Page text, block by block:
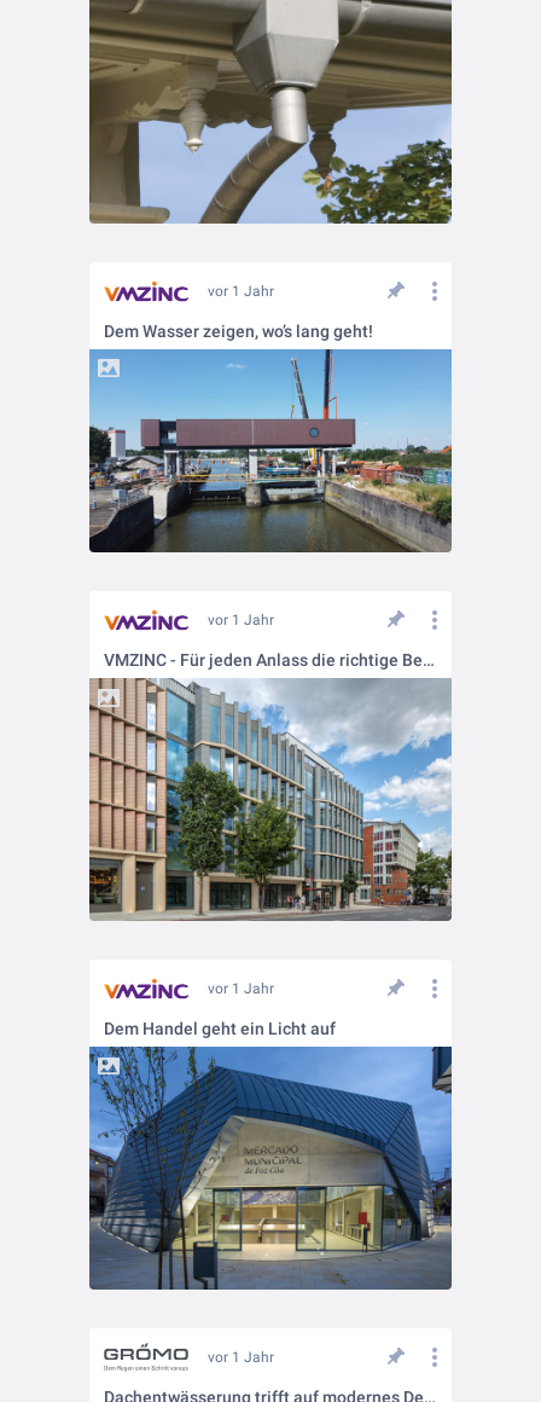
vor 1 Jahr
Dem Wasser zeigen, wo’s lang geht!
vor 1 Jahr
VMZINC - Für jeden Anlass die richtige Bekleidung!
vor 1 Jahr
Dem Handel geht ein Licht auf
vor 1 Jahr
Dachentwässerung trifft auf modernes Design